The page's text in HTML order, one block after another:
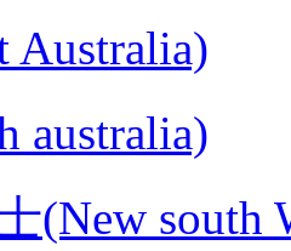
Australia)
australia)
(New south